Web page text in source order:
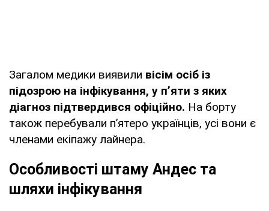
Загалом медики виявили вісім осіб із
підозрою на інфікування, у п’яти з яких
діагноз підтвердився офіційно. На борту
також перебували п’ятеро українців, усі вони є
членами екіпажу лайнера.
Особливості штаму Андес та
шляхи інфікування